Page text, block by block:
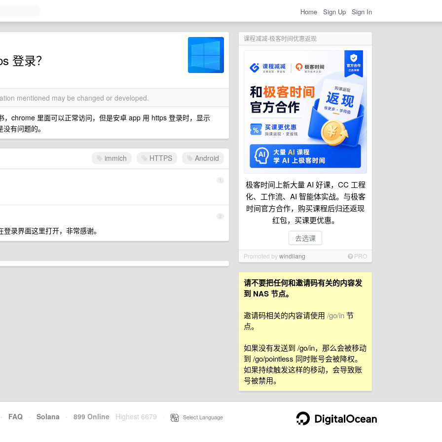
Home Sign Up Sign In
课程减减-极客时间优惠返现
极客时间上新大量 AI 好课，CC 工程
化、工作流、AI 智能体实战。与极客
时间官方合作，购买课程后归还返现
红包，买课更优惠。
去选课
Promoted bywindliang PRO
请不要把任何和邀请码有关的内容发
到 NAS 节点。
邀请码相关的内容请使用 /go/in节
点。
如果没有发送到 /go/in，那么会被移动
到 /go/pointless 同时账号会被降权。
如果持续触发这样的移动，会导致账
号被禁用。
登录？
mentioned may be changed or developed.
chrome 里面可以正常访问，但是安卓 app 用 https 登录时，显示
有问题的。
immich HTTPS Android
1
2
录界面这里打开，非常感谢。
· FAQ · Solana · 899 Online Highest 6679 Select Language